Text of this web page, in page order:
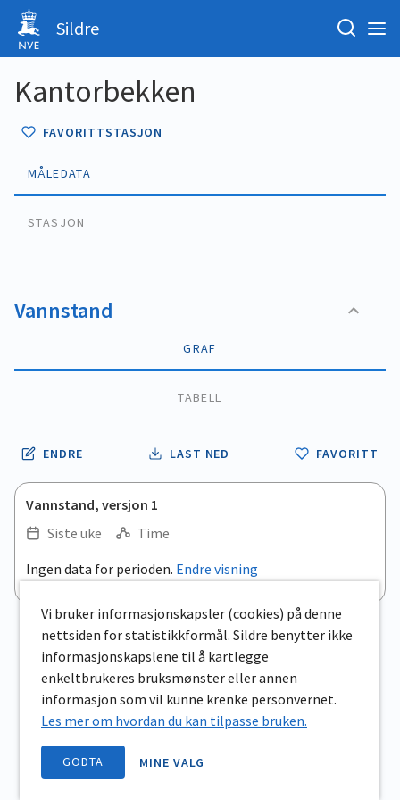
Sildre
Kantorbekken
FAVORITTSTASJON
MÅLEDATA
STASJON
Vannstand
GRAF
TABELL
ENDRE LAST NED FAVORITT
Vannstand, versjon 1
Siste uke
Time
Ingen data for perioden. Endre visning
Vi bruker informasjonskapsler (cookies) på denne
nettsiden for statistikkformål. Sildre benytter ikke
informasjonskapslene til å kartlegge
enkeltbrukeres bruksmønster eller annen
informasjon som vil kunne krenke personvernet.
Les mer om hvordan du kan tilpasse bruken.
GODTA MINE VALG